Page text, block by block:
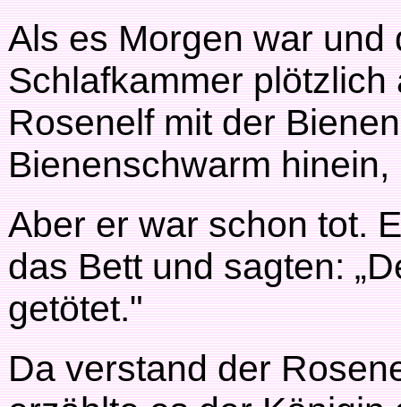
Als es Morgen war und
Schlafkammer
Rosenelf mit der
Bienenschwarm
Aber er war schon tot.
das Bett und sagten:
getötet."
Da verstand der